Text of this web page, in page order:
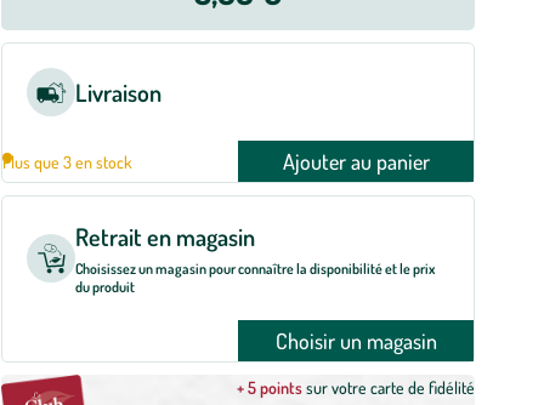
Livraison
Plus que 3 en stock Ajouter au panier
Retrait en magasin
Choisissez un magasin pour connaître la disponibilité et le prix
du produit
Choisir un magasin
+ 5 pointssur votre carte de fidélité